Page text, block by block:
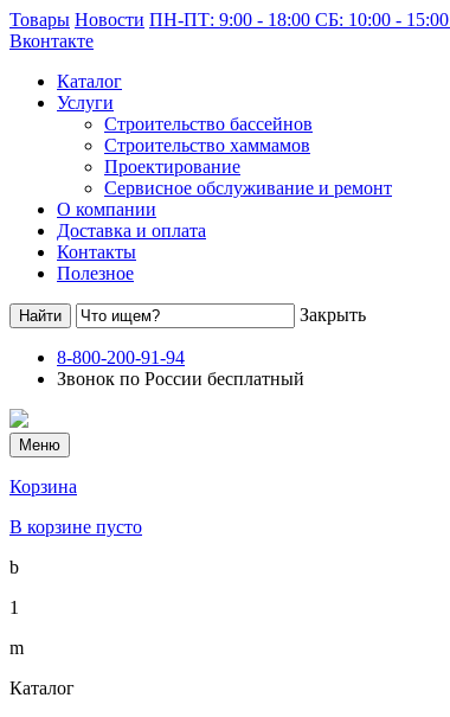
Товары Новости ПН-ПТ: 9:00 - 18:00 СБ: 10:00 - 15:00
Вконтакте
Каталог
Услуги
Строительство бассейнов
Строительство хаммамов
Проектирование
Сервисное обслуживание и ремонт
О компании
Доставка и оплата
Контакты
Полезное
Закрыть
8-800-200-91-94
Звонок по России бесплатный
Меню
Корзина
В корзине пусто
b
1
m
Каталог